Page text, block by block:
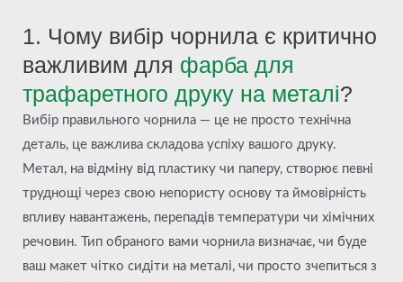
1. Чому вибір чорнила є критично
важливим для фарба для
трафаретного друку на металі?
Вибір правильного чорнила — це не просто технічна
деталь, це важлива складова успіху вашого друку.
Метал, на відміну від пластику чи паперу, створює певні
труднощі через свою непористу основу та ймовірність
впливу навантажень, перепадів температури чи хімічних
речовин. Тип обраного вами чорнила визначає, чи буде
ваш макет чітко сидіти на металі, чи просто зчепиться з